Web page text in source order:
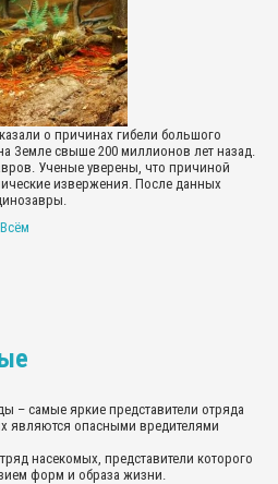
о причинах гибели большого
Земле свыше 200 миллионов лет назад.
Ученые уверены, что причиной
извержения. После данных
– самые яркие представители отряда
являются опасными вредителями
насекомых, представители которого
форм и образа жизни.